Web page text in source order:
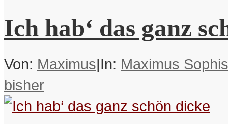
Ich hab‘ das ganz
Von: Maximus|In: Maximus
bisher